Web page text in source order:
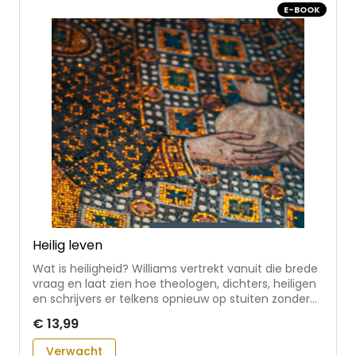
betekenisvolle plaats heeft * met inspiratie uit
Bijbelse verhalen en teksten
E-BOOK
Heilig leven
Wat is heiligheid? Williams vertrekt vanuit die brede
vraag en laat zien hoe theologen, dichters, heiligen
en schrijvers er telkens opnieuw op stuiten zonder
traditie krijgt het begrip vervolgens een concrete
gestalte, van de Regel van Benedictus tot tot
€ 13,99
Verwacht